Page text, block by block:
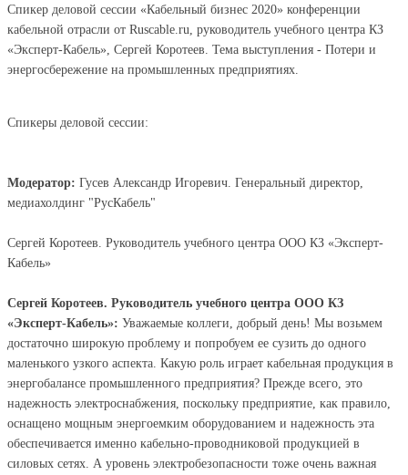
Спикер деловой сессии «Кабельный бизнес 2020» конференции
кабельной отрасли от Ruscable.ru, руководитель учебного центра КЗ
«Эксперт-Кабель», Сергей Коротеев. Тема выступления - Потери и
энергосбережение на промышленных предприятиях.
Спикеры деловой сессии:
Модератор: Гусев Александр Игоревич. Генеральный директор,
медиахолдинг "РусКабель"
Сергей Коротеев. Руководитель учебного центра ООО КЗ «Эксперт-
Кабель»
Сергей Коротеев. Руководитель учебного центра ООО КЗ
«Эксперт-Кабель»: Уважаемые коллеги, добрый день! Мы возьмем
достаточно широкую проблему и попробуем ее сузить до одного
маленького узкого аспекта. Какую роль играет кабельная продукция в
энергобалансе промышленного предприятия? Прежде всего, это
надежность электроснабжения, поскольку предприятие, как правило,
оснащено мощным энергоемким оборудованием и надежность эта
обеспечивается именно кабельно-проводниковой продукцией в
силовых сетях. А уровень электробезопасности тоже очень важная